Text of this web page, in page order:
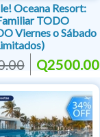
Oceana Resort:
TODO
Viernes o Sábado
Q2500.00